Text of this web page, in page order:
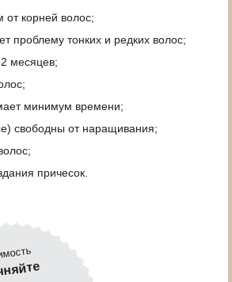
от корней волос;
проблему тонких и редких волос;
2 месяцев;
минимум времени;
свободны от наращивания;
причесок.